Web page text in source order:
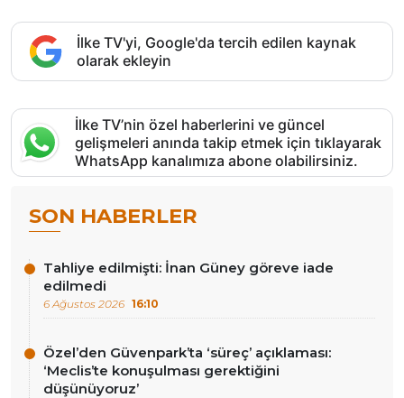
İlke TV'yi, Google'da tercih edilen kaynak
olarak ekleyin
İlke TV’nin özel haberlerini ve güncel
gelişmeleri anında takip etmek için tıklayarak
WhatsApp kanalımıza abone olabilirsiniz.
SON HABERLER
Tahliye edilmişti: İnan Güney göreve iade
edilmedi
6 Ağustos 2026 16:10
Özel’den Güvenpark’ta ‘süreç’ açıklaması:
‘Meclis’te konuşulması gerektiğini
düşünüyoruz’